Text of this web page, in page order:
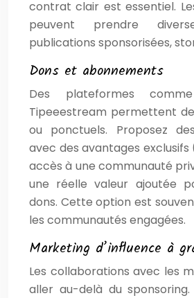
contrat clair est essentiel.
peuvent prendre
publications sponsorisées,
Dons et abonnements
Des plateformes
Tipeeestream permettent
ou ponctuels. Proposez
avec des avantages
accès à une communauté
une réelle valeur ajoutée
dons. Cette option est
les communautés engagées.
Marketing d’influence à
Les collaborations avec les
aller au-delà du